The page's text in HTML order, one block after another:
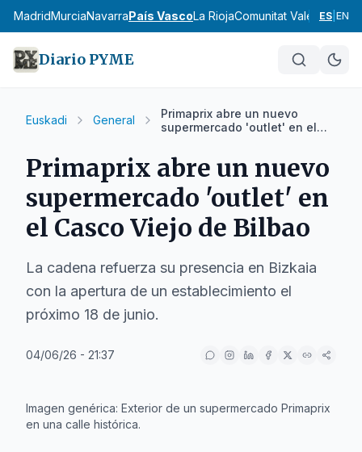
MadridMurciaNavarraPaís VascoLa RiojaComunitat Valenciana
ES EN
Diario PYME
Euskadi General
Primaprix abre un nuevo
supermercado 'outlet' en el
Primaprix abre un nuevo
supermercado 'outlet' en
el Casco Viejo de Bilbao
La cadena refuerza su presencia en Bizkaia
con la apertura de un establecimiento el
próximo 18 de junio.
04/06/26 - 21:37
Imagen genérica: Exterior de un supermercado Primaprix
en una calle histórica.